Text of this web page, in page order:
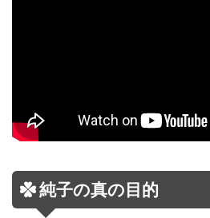
純子の真の目的